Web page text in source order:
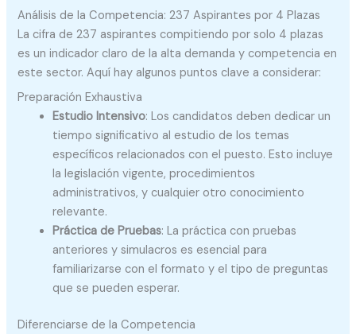
Análisis de la Competencia: 237 Aspirantes por 4 Plazas
La cifra de 237 aspirantes compitiendo por solo 4 plazas
es un indicador claro de la alta demanda y competencia en
este sector. Aquí hay algunos puntos clave a considerar:
Preparación Exhaustiva
Estudio Intensivo: Los candidatos deben dedicar un
tiempo significativo al estudio de los temas
específicos relacionados con el puesto. Esto incluye
la legislación vigente, procedimientos
administrativos, y cualquier otro conocimiento
relevante.
Práctica de Pruebas: La práctica con pruebas
anteriores y simulacros es esencial para
familiarizarse con el formato y el tipo de preguntas
que se pueden esperar.
Diferenciarse de la Competencia